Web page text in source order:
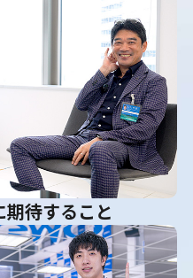
待すること